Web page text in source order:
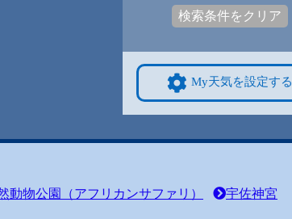
検索条件をクリア
My天気を設定する
動物公園（アフリカンサファリ）
宇佐神宮